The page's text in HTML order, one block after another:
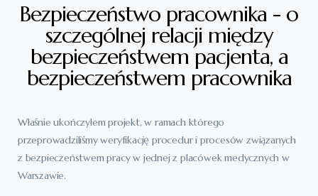
Bezpieczeństwo pracownika - o
szczególnej relacji między
bezpieczeństwem pacjenta, a
bezpieczeństwem pracownika
Właśnie ukończyłem projekt, w ramach którego
przeprowadziliśmy weryfikację procedur i procesów związanych
z bezpieczeństwem pracy w jednej z placówek medycznych w
Warszawie.